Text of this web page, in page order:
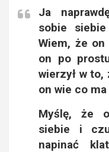
Ja
sobie
Wiem, że on
on po
wierzył w
on wie co
Myślę, że
siebie i
napinać